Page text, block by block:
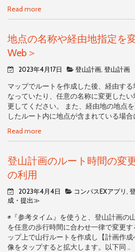
Read more
地点の名称や経由地指定を
Web＞
2023年4月17日 登山計画, 登山計
マップでルートを作成した後、経由す
なっていたり、任意の名称に変更した
更してください。 また、経由地の地点
したルート内に地点が含まれている場合
Read more
登山計画のルート時間の変
の利用
2023年4月4日 コンパスEXアプリ ,
成・提出≫
◉『参考タイム』を使うと、登山計画の
を任意の歩行時間に合わせ一律で変更す
ップ上で山行ルートを作成し【計画作
像をタップすると拡大します。以下同 ..